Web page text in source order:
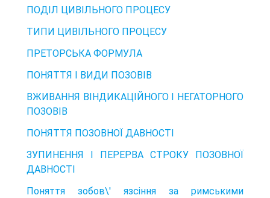
ПОДІЛ ЦИВІЛЬНОГО ПРОЦЕСУ
ТИПИ ЦИВІЛЬНОГО ПРОЦЕСУ
ПРЕТОРСЬКА ФОРМУЛА
ПОНЯТТЯ І ВИДИ ПОЗОВІВ
ВЖИВАННЯ ВІНДИКАЦІЙНОГО І НЕГАТОРНОГО
ПОЗОВІВ
ПОНЯТТЯ ПОЗОВНОЇ ДАВНОСТІ
ЗУПИНЕННЯ І ПЕРЕРВА СТРОКУ ПОЗОВНОЇ
ДАВНОСТІ
Поняття зобов\' язсіння за римськими